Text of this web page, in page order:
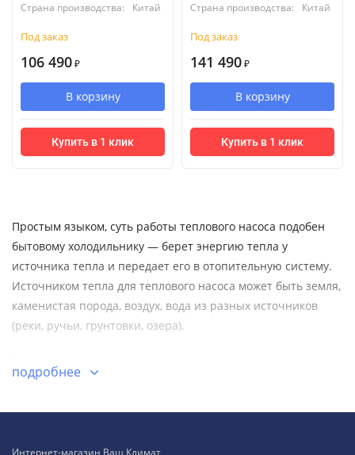
Страна производства:
Китай
Под заказ
106 490 ₽
В корзину
Купить в 1 клик
Страна производства:
Китай
Под заказ
141 490 ₽
В корзину
Купить в 1 клик
Простым языком, суть работы теплового насоса подобен
бытовому холодильнику — берет энергию тепла у
источника тепла и передает его в отопительную систему.
Источником тепла для теплового насоса может быть земля,
каменистая порода, воздух, вода из разных источников
(реки, ручьи, грунтовки, озера).
тепла:
воздух-воздух;
подробнее